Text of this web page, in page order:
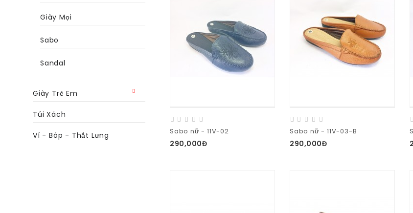
Giày Mọi
Sabo
Sandal
Giày Trẻ Em
Túi Xách
Ví - Bóp - Thắt Lưng Sabo nữ - 11V-02
290,000Đ
Sabo nữ - 11V-03-B
290,000Đ